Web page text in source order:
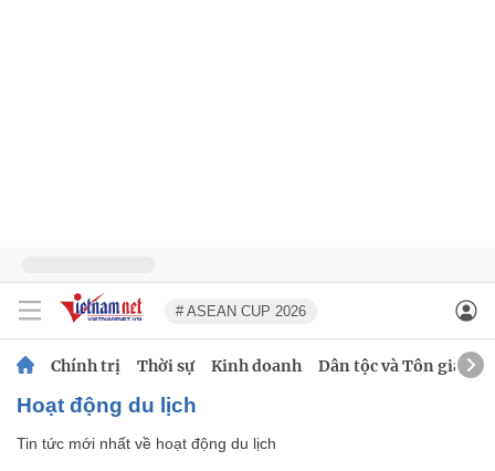
# ASEAN CUP 2026
Chính trị Thời sự Kinh doanh Dân tộc và Tôn giáo
hoạt động du lịch
Tin tức mới nhất về hoạt động du lịch